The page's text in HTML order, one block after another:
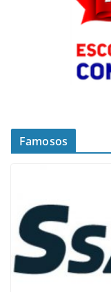
Famosos